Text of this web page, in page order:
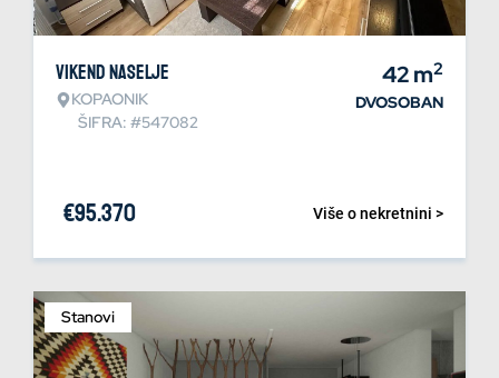
Vikend naselje
KOPAONIK
ŠIFRA: #547082
42m2
DVOSOBAN
Više o nekretnini >
€95.370
Stanovi